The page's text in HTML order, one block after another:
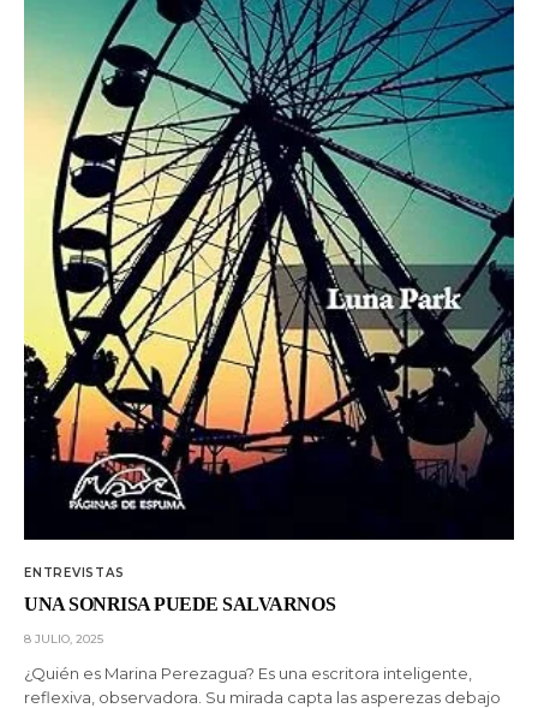
ENTREVISTAS
UNA SONRISA PUEDE SALVARNOS
8 JULIO, 2025
¿Quién es Marina Perezagua? Es una escritora inteligente,
reflexiva, observadora. Su mirada capta las asperezas debajo